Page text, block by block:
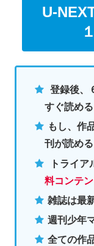
U-
登録後、
すぐ読める
もし、作
刊が読める
トライア
料コンテ
雑誌は最
週刊少年
全ての作